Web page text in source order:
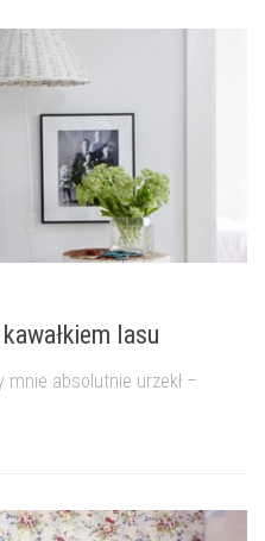
lasu
mnie absolutnie urzekł –